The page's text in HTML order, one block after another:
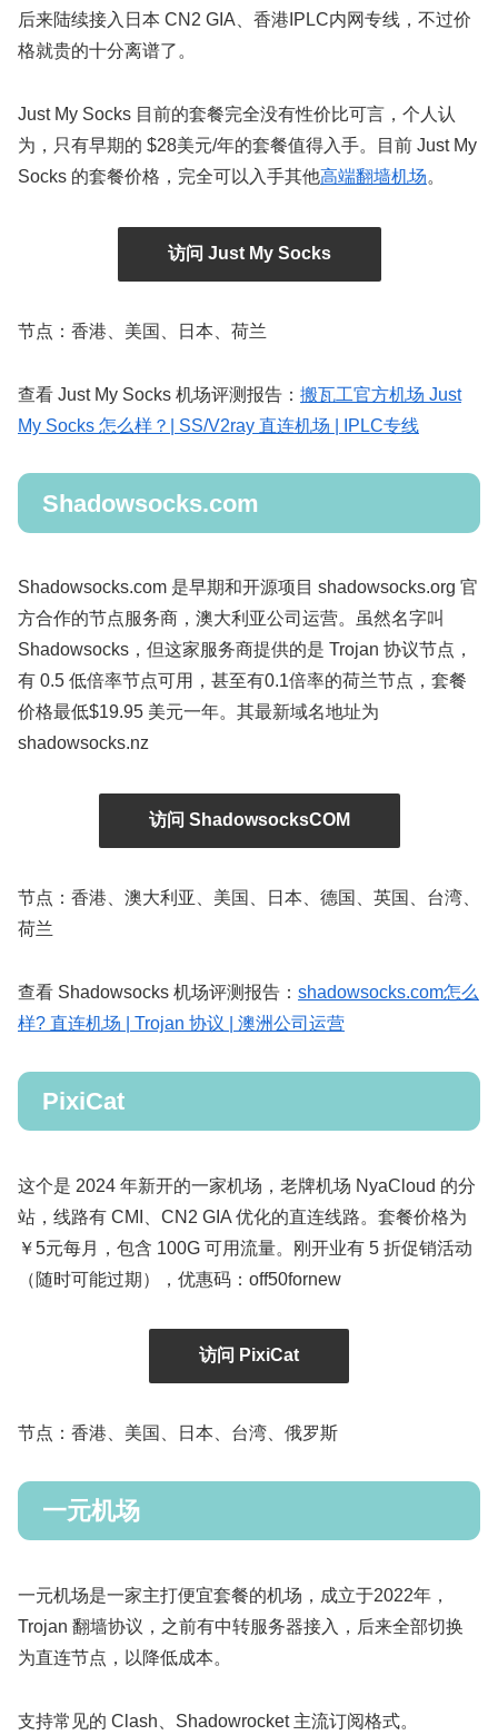
后来陆续接入日本 CN2 GIA、香港IPLC内网专线，不过价
格就贵的十分离谱了。
Just My Socks 目前的套餐完全没有性价比可言，个人认
为，只有早期的 $28美元/年的套餐值得入手。目前 Just My
Socks 的套餐价格，完全可以入手其他高端翻墙机场。
访问 Just My Socks
节点：香港、美国、日本、荷兰
查看 Just My Socks 机场评测报告： 搬瓦工官方机场 Just
My Socks 怎么样？| SS/V2ray 直连机场 | IPLC专线
Shadowsocks.com
Shadowsocks.com 是早期和开源项目 shadowsocks.org 官
方合作的节点服务商，澳大利亚公司运营。虽然名字叫
Shadowsocks，但这家服务商提供的是 Trojan 协议节点，
有 0.5 低倍率节点可用，甚至有0.1倍率的荷兰节点，套餐
价格最低$19.95 美元一年。其最新域名地址为
shadowsocks.nz
访问 ShadowsocksCOM
节点：香港、澳大利亚、美国、日本、德国、英国、台湾、
荷兰
查看 Shadowsocks 机场评测报告： shadowsocks.com怎么
样? 直连机场 | Trojan 协议 | 澳洲公司运营
PixiCat
这个是 2024 年新开的一家机场，老牌机场 NyaCloud 的分
站，线路有 CMI、CN2 GIA 优化的直连线路。套餐价格为
￥5元每月，包含 100G 可用流量。刚开业有 5 折促销活动
（随时可能过期），优惠码：off50fornew
访问 PixiCat
节点：香港、美国、日本、台湾、俄罗斯
一元机场
一元机场是一家主打便宜套餐的机场，成立于2022年，
Trojan 翻墙协议，之前有中转服务器接入，后来全部切换
为直连节点，以降低成本。
支持常见的 Clash、Shadowrocket 主流订阅格式。